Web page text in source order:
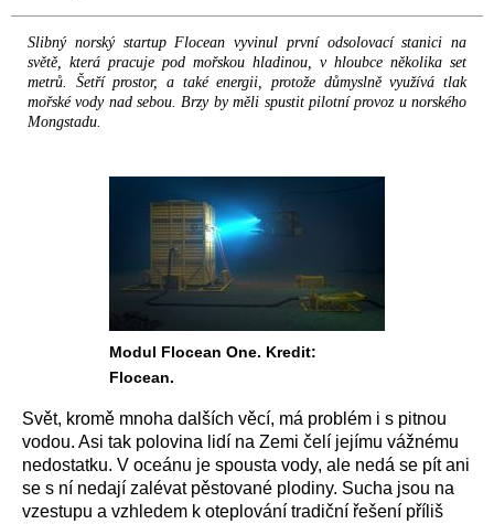
Slibný norský startup Flocean vyvinul první odsolovací stanici na
světě, která pracuje pod mořskou hladinou, v hloubce několika set
metrů. Šetří prostor, a také energii, protože důmyslně využívá tlak
mořské vody nad sebou. Brzy by měli spustit pilotní provoz u norského
Mongstadu.
Modul Flocean One. Kredit:
Flocean.
Svět, kromě mnoha dalších věcí, má problém i s pitnou
vodou. Asi tak polovina lidí na Zemi čelí jejímu vážnému
nedostatku. V oceánu je spousta vody, ale nedá se pít ani
se s ní nedají zalévat pěstované plodiny. Sucha jsou na
vzestupu a vzhledem k oteplování tradiční řešení příliš